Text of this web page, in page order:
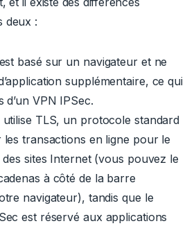
deux :
basé sur un navigateur et ne
supplémentaire, ce qui
d’un VPN IPSec.
utilise TLS, un protocole standard
transactions en ligne pour le
sites Internet (vous pouvez le
à côté de la barre
navigateur), tandis que le
est réservé aux applications